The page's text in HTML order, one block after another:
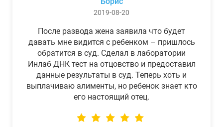
2019-08-20
После развода жена заявила что будет
давать мне видится с ребенком – пришлось
обратится в суд. Сделал в лаборатории
Инлаб ДНК тест на отцовство и предоставил
данные результаты в суд. Теперь хоть и
выплачиваю алименты, но ребенок знает кто
его настоящий отец.